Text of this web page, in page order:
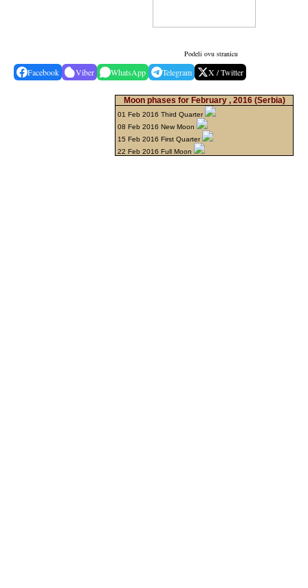
Podeli ovu stranicu
Facebook Viber WhatsApp Telegram X / Twitter
Moon phases for February , 2016 (Serbia)
01 Feb 2016 Third Quarter
08 Feb 2016 New Moon
15 Feb 2016 First Quarter
22 Feb 2016 Full Moon